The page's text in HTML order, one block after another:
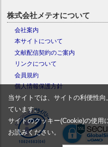
株式会社メテオについて
会社案内
本サイトについて
文献配信契約のご案内
リンクについて
会員規約
個人情報保護方針
当サイトでは、サイトの利便性
ています。
サイトのクッキー(Cookie)の使用
お読みください。